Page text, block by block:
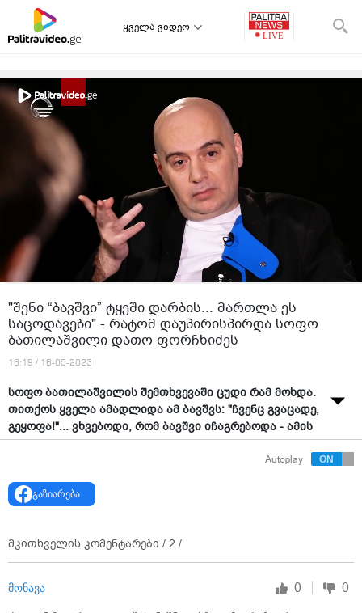
ყველა ვიდეო
"შენი “ბავშვი” ტყეში დარბის... მართლა ეს
საცოდავები" - რატომ დაუპირისპირდა სოფო
ბათილაშვილი დათო ფორჩხიძეს
16:19 / 16-05-2023
სოფო ბათილაშვილის შემთხვევაში ცუდი რამ მოხდა.
თითქოს ყველა ამადლიდა ამ ბავშვს: "ჩვენც გვაცადე,
გეყოფა!"... ვხვებოდი, რომ ბავშვი იჩაგრებოდა - ამის
შესახებ დათო ფორჩხიძემ გადაცემაში "ნოესთან"
დათო ფორჩხიძის განცხადებას სოფო ბათილაშვილი
სოციალურ ქსელში გამოეხმაურა:
"ნოე სულაბერიძე გვარით რომ მომიხსენიებს,ალბათ
ბოტანიკის მასწავლებელია ჩემი. ან ქეისი შევიდა
მოვლენებს ჩამოვრჩი. დათო ფორჩხიძეს და მის
Autoplay
გაზიარება
მკითხველის კომენტარები / 2 /
მონავა 0 0